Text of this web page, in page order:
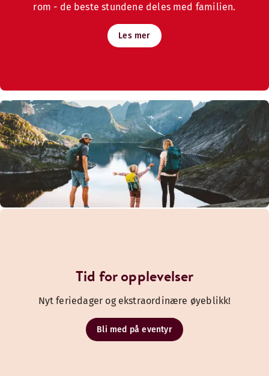
rom - de beste stundene deles med familien.
Les mer
Tid for opplevelser
Nyt feriedager og ekstraordinære øyeblikk!
Bli med på eventyr